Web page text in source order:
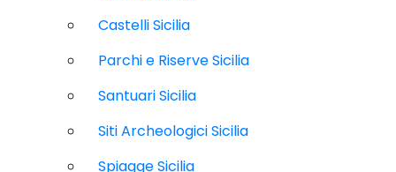
Castelli Sicilia
Parchi e Riserve Sicilia
Santuari Sicilia
Siti Archeologici Sicilia
Spiagge Sicilia